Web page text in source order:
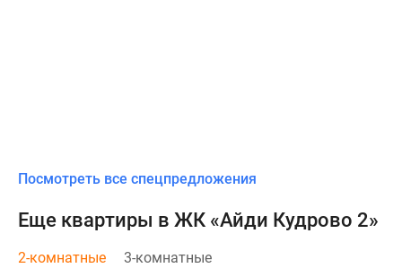
Посмотреть все спецпредложения
Еще квартиры в ЖК «Айди Кудрово 2»
2-комнатные 3-комнатные